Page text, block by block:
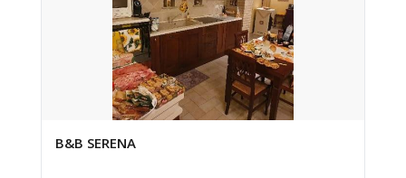
B&B SERENA